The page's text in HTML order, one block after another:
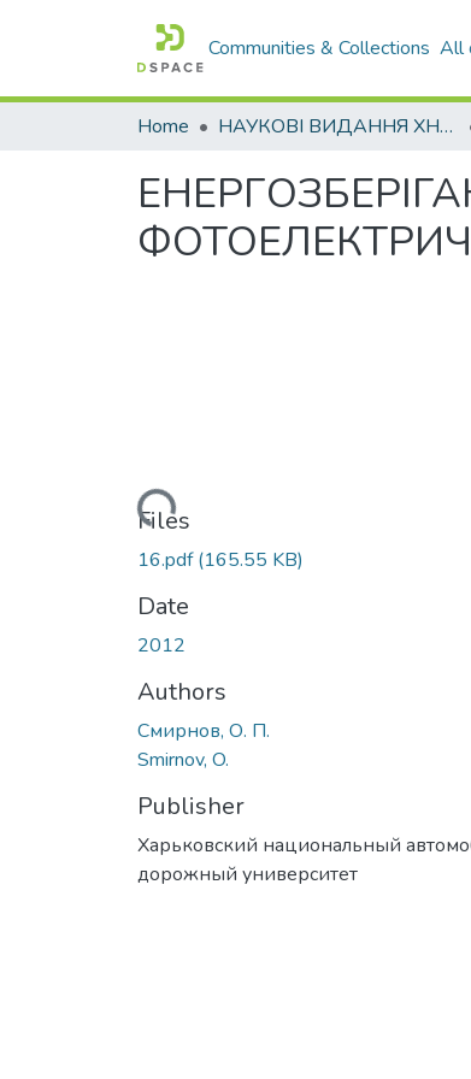
Communities & Collections All
Home НАУКОВІ ВИДАННЯ ХНАДУ
Loading...
Files
16.pdf(165.55 KB)
Date
2012
Authors
Смирнов, О. П.
Smirnov, O.
Publisher
Харьковский национальный
дорожный университет